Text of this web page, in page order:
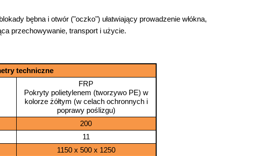
bębna i otwór ("oczko") ułatwiający prowadzenie włókna,
przechowywanie, transport i użycie.
techniczne
FRP
Pokryty polietylenem (tworzywo PE) w
kolorze żółtym (w celach ochronnych i
poprawy poślizgu)
200
11
1150 x 500 x 1250